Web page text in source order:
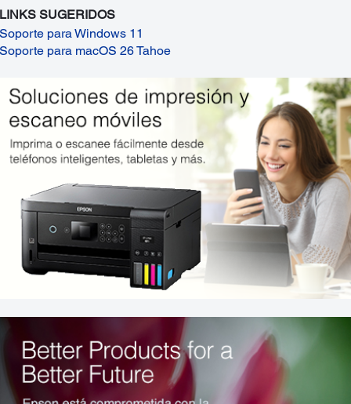
LINKS SUGERIDOS
Soporte para Windows 11
Soporte para macOS 26 Tahoe